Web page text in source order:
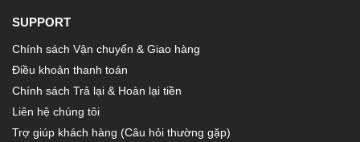
SUPPORT
Chính sách Vận chuyển & Giao hàng
Điều khoản thanh toán
Chính sách Trả lại & Hoàn lại tiền
Liên hệ chúng tôi
Trợ giúp khách hàng (Câu hỏi thường gặp)